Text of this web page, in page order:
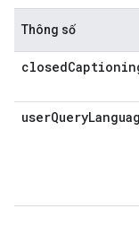
Thông số